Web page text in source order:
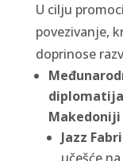
U cilju
povezivanje,
doprinose
diplomatija
Makedoniji
Jazz